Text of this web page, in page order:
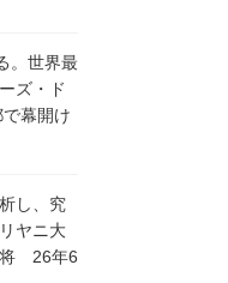
。世界最
ズ・ド
幕開け
し、究
ヤニ大
26年6